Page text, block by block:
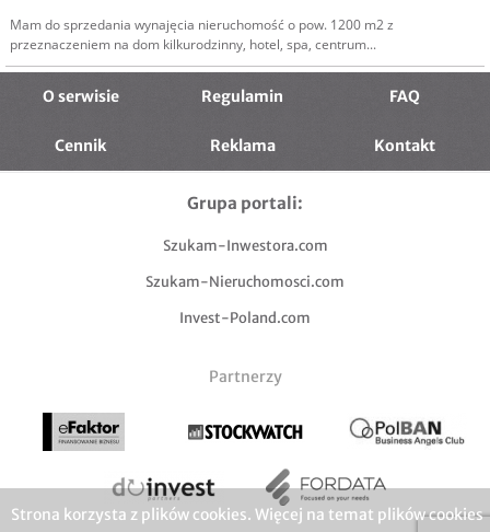
Mam do sprzedania wynajęcia nieruchomość o pow. 1200 m2 z
przeznaczeniem na dom kilkurodzinny, hotel, spa, centrum...
O serwisie Regulamin FAQ
Cennik Reklama Kontakt
Grupa portali:
Szukam-Inwestora.com
Szukam-Nieruchomosci.com
Invest-Poland.com
Partnerzy
Strona korzysta z plików cookies. Więcej na temat plików cookies